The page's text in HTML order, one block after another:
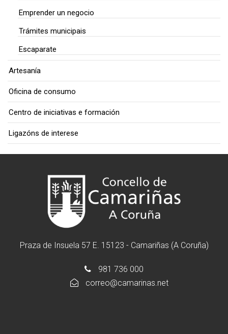
Emprender un negocio
Trámites municipais
Escaparate
Artesanía
Oficina de consumo
Centro de iniciativas e formación
Ligazóns de interese
Praza de Insuela 57 E. 15123 - Camariñas (A Coruña)
981 736 000
correo@camarinas.net